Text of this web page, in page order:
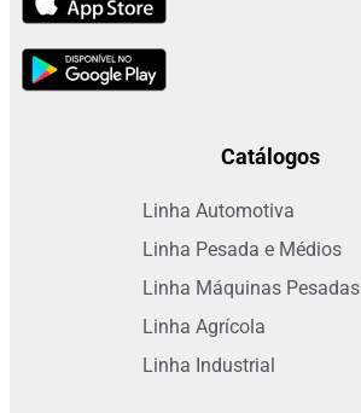
Catálogos
Linha Automotiva
Linha Pesada e Médios
Linha Máquinas Pesadas
Linha Agrícola
Linha Industrial